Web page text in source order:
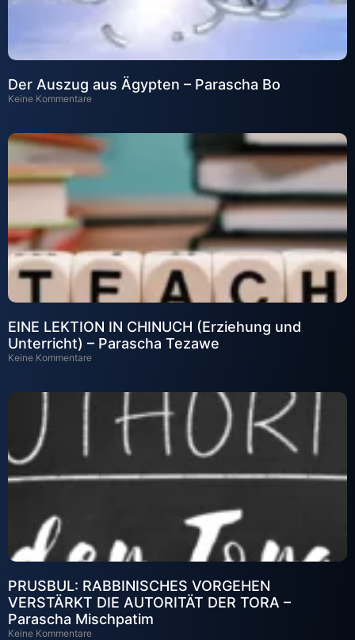
Der Auszug aus Ägypten – Parascha Bo
Keine Kommentare
EINE LEKTION IN CHINUCH (Erziehung und
Unterricht) – Parascha Tezawe
Keine Kommentare
PRUSBUL: RABBINISCHES VORGEHEN
VERSTÄRKT DIE AUTORITÄT DER TORA –
Parascha Mischpatim
Keine Kommentare